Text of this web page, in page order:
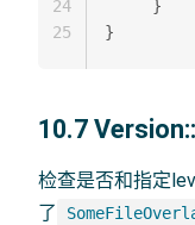
     }
24
25
10.7
检查是否和指定
了